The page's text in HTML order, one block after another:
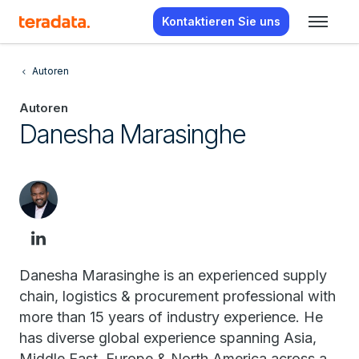
Kontaktieren Sie uns
Autoren
Autoren
Danesha Marasinghe
Danesha Marasinghe is an experienced supply
chain, logistics & procurement professional with
more than 15 years of industry experience. He
has diverse global experience spanning Asia,